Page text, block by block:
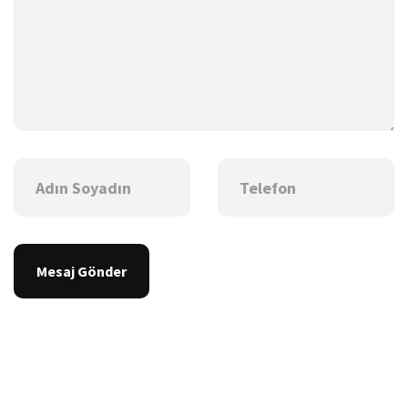
Mesaj Gönder